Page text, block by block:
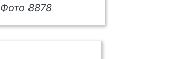
Фото 8878